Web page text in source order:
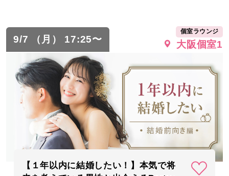
9/7 （月） 17:25〜
個室ラウンジ
大阪個室1
【１年以内に結婚したい！】本気で将